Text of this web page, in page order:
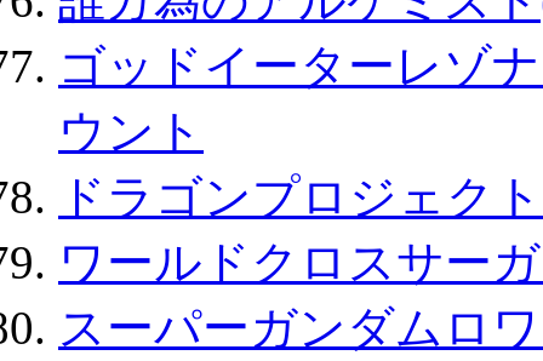
ゴッドイーターレゾ
ウント
ドラゴンプロジェク
ワールドクロスサー
スーパーガンダムロ